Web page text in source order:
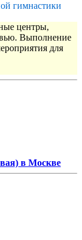
гимнастики
центры,
Выполнение
для
в Москве